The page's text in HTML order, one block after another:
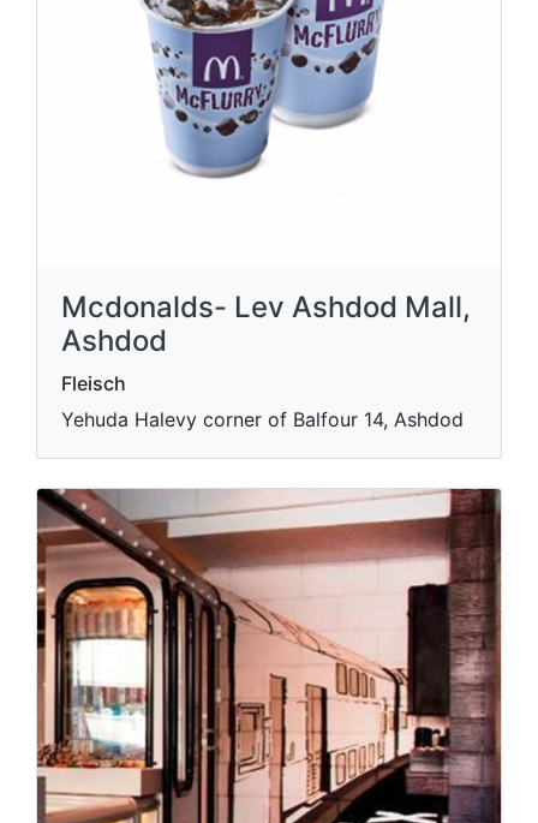
Mcdonalds- Lev Ashdod Mall,
Ashdod
Fleisch
Yehuda Halevy corner of Balfour 14, Ashdod